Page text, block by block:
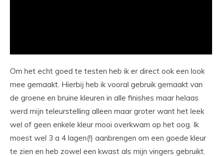
Om het echt goed te testen heb ik er direct ook een look
mee gemaakt. Hierbij heb ik vooral gebruik gemaakt van
de groene en bruine kleuren in alle finishes maar helaas
werd mijn teleurstelling alleen maar groter want het leek
wel of geen enkele kleur mooi overkwam op het oog. Ik
moest wel 3 a 4 lagen(!) aanbrengen om een goede kleur
te zien en heb zowel een kwast als mijn vingers gebruikt.